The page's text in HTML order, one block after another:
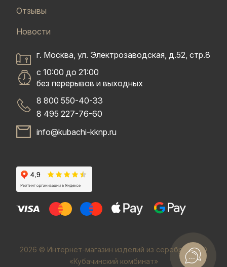
Отзывы
Новости
г. Москва, ул. Электрозаводская, д.52, стр.8
с 10:00 до 21:00
без перерывов и выходных
8 800 550-40-33
8 495 227-76-60
info@kubachi-kknp.ru
2026 © Интернет-магазин изделий из серебра. ООО
«Кубачинский комбинат»